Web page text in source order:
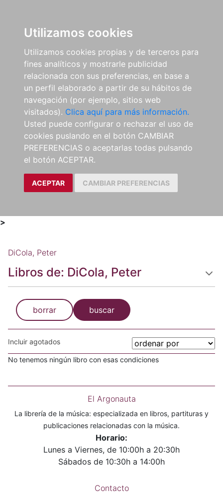
Utilizamos cookies
Utilizamos cookies propias y de terceros para
fines analíticos y mostrarle publicidad
relacionada con sus preferencias, en base a
un perfil elaborado a partir de su hábitos de
navegación (por ejemplo, sitios web
visitados). Clica aquí para más información.
Usted puede configurar o rechazar el uso de
cookies puslando en el botón CAMBIAR
PREFERENCIAS o aceptarlas todas pulsando
el botón ACEPTAR.
ACEPTAR CAMBIAR PREFERENCIAS
>
DiCola, Peter
Libros de: DiCola, Peter
borrar buscar
Incluir agotados
No tenemos ningún libro con esas condiciones
El Argonauta
La librería de la música: especializada en libros, partituras y
publicaciones relacionadas con la música.
Horario:
Lunes a Viernes, de 10:00h a 20:30h
Sábados de 10:30h a 14:00h
Contacto